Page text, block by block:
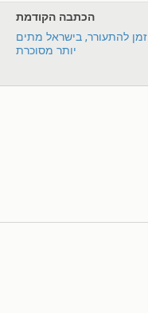
הכתבה הקודמת
זמן להתעורר, בישראל מתים
יותר מסוכרת